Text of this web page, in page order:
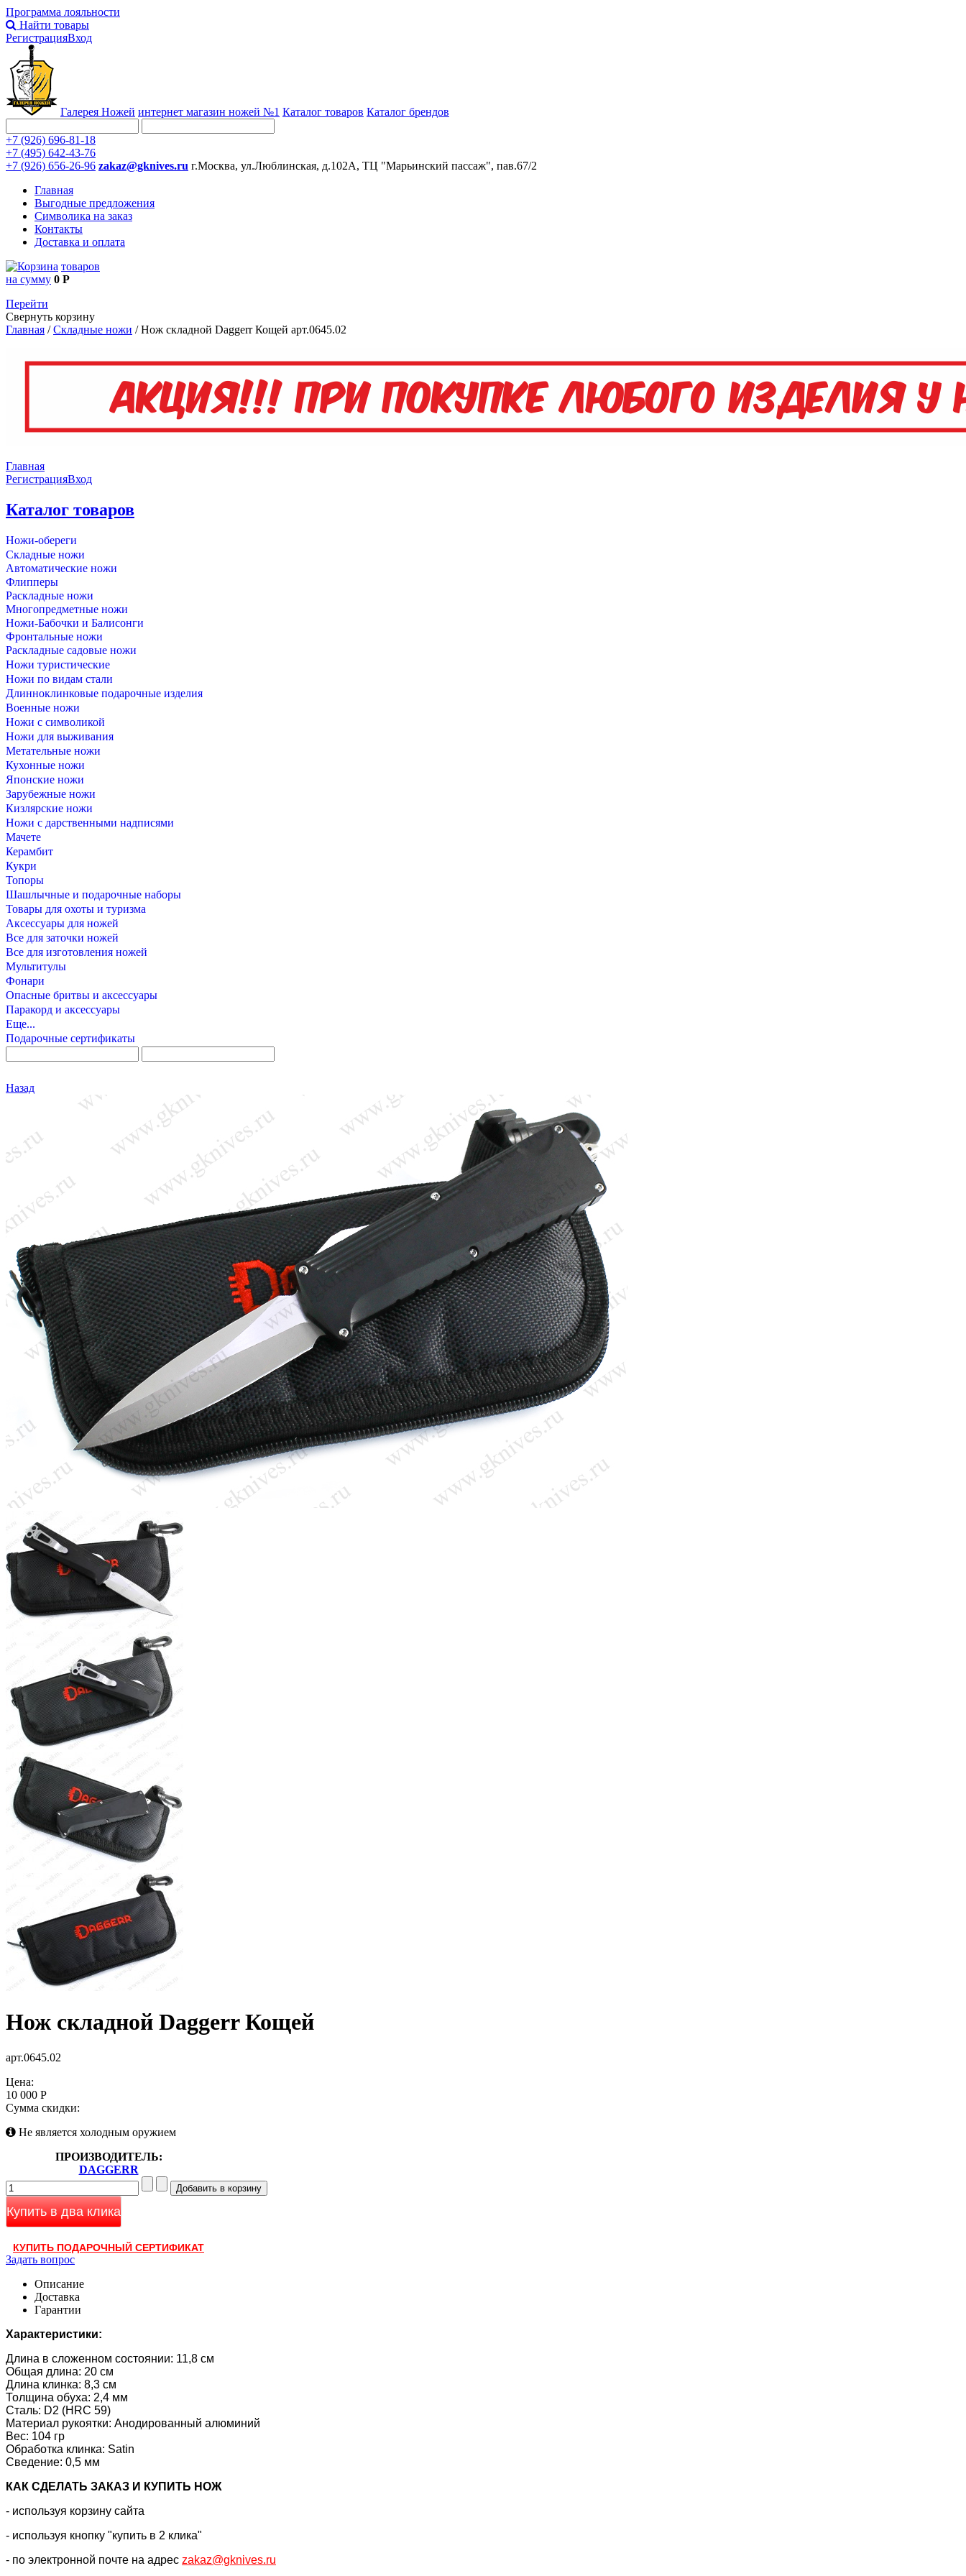
Программа лояльности
Найти товары
РегистрацияВход
Галерея Ножей интернет магазин ножей №1 Каталог товаров Каталог брендов
+7 (926) 696-81-18
+7 (495) 642-43-76
+7 (926) 656-26-96 zakaz@gknives.ru г.Москва, ул.Люблинская, д.102А, ТЦ "Марьинский пассаж", пав.67/2
Главная
Выгодные предложения
Символика на заказ
Контакты
Доставка и оплата
товаров
на сумму 0 Р
Перейти
Свернуть корзину
Главная /Складные ножи /Нож складной Daggerr Кощей арт.0645.02
Главная
РегистрацияВход
Каталог товаров
Ножи-обереги
Складные ножи
Автоматические ножи
Флипперы
Раскладные ножи
Многопредметные ножи
Ножи-Бабочки и Балисонги
Фронтальные ножи
Раскладные садовые ножи
Ножи туристические
Ножи по видам стали
Длинноклинковые подарочные изделия
Военные ножи
Ножи с символикой
Ножи для выживания
Метательные ножи
Кухонные ножи
Японские ножи
Зарубежные ножи
Кизлярские ножи
Ножи с дарственными надписями
Мачете
Керамбит
Кукри
Топоры
Шашлычные и подарочные наборы
Товары для охоты и туризма
Аксессуары для ножей
Все для заточки ножей
Все для изготовления ножей
Мультитулы
Фонари
Опасные бритвы и аксессуары
Паракорд и аксессуары
Еще...
Подарочные сертификаты
Назад
Нож складной Daggerr Кощей
арт.0645.02
Цена:
10 000 Р
Сумма скидки:
Не является холодным оружием
ПРОИЗВОДИТЕЛЬ:
DAGGERR
Купить в два клика
КУПИТЬ ПОДАРОЧНЫЙ СЕРТИФИКАТ
Задать вопрос
Описание
Доставка
Гарантии
Характеристики:
Длина в сложенном состоянии: 11,8 см
Общая длина: 20 см
Длина клинка: 8,3 см
Толщина обуха: 2,4 мм
Сталь: D2 (HRC 59)
Материал рукоятки: Анодированный алюминий
Вес: 104 гр
Обработка клинка: Satin
Сведение: 0,5 мм
КАК CДЕЛАТЬ ЗАКАЗ И КУПИТЬ НОЖ
- используя корзину сайта
- используя кнопку "купить в 2 клика"
- по электронной почте на адрес zakaz@gknives.ru